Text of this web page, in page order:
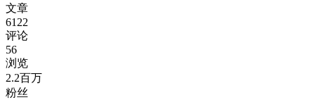
文章
6122
评论
56
浏览
2.2百万
粉丝